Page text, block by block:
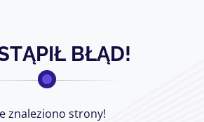
BŁĄD!
znaleziono strony!